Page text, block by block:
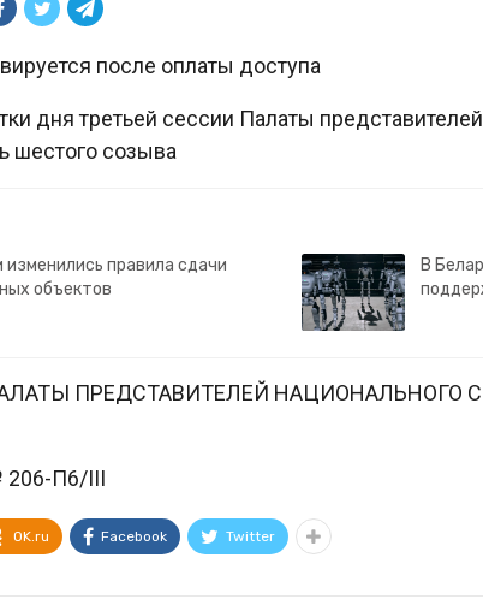
после оплаты доступа
дня третьей сессии Палаты
шестого созыва
изменились правила сдачи
объектов
В
ПРЕДСТАВИТЕЛЕЙ НАЦИОНАЛЬНОГО
206-П6/III
OK.ru Facebook Twitter